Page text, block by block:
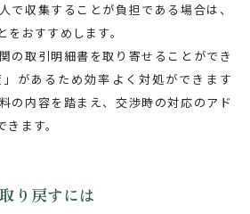
で収集することが負担である場合は、
おすすめします。
の取引明細書を取り寄せることができ
があるため効率よく対処ができます
の内容を踏まえ、交渉時の対応のアド
ます。
り戻すには